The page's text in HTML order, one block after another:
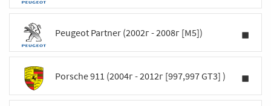
Peugeot Partner (2002г - 2008г [M5])
Porsche 911 (2004г - 2012г [997,997 GT3] )